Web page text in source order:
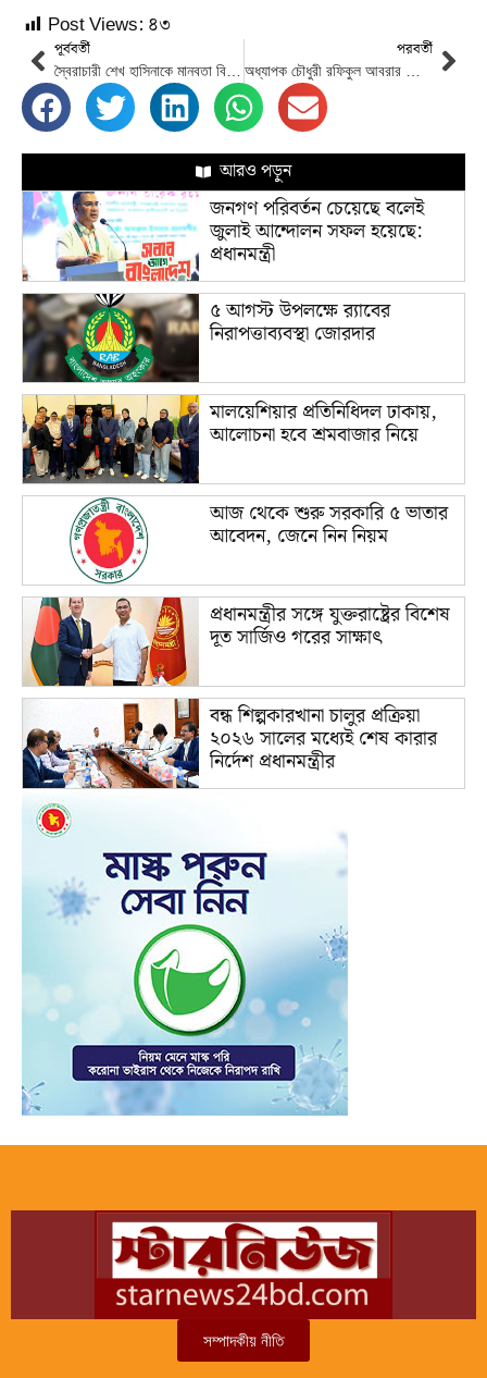
Post Views: ৪৩
পূর্ববর্তী
স্বৈরাচারী শেখ হাসিনাকে মানবতা বিরোধী অপরাধের জন্য বিচারের মুখোমুখি হতে হবে: প্রধান উপদেষ্টা
পরবর্তী
অধ্যাপক চৌধুরী রফিকুল আবরার আবরার উপদেষ্টা হিসেবে শপথ নিলেন
আরও পড়ুন
জনগণ পরিবর্তন চেয়েছে বলেই
জুলাই আন্দোলন সফল হয়েছে:
প্রধানমন্ত্রী
৫ আগস্ট উপলক্ষে র‌্যাবের
নিরাপত্তাব্যবস্থা জোরদার
মালয়েশিয়ার প্রতিনিধিদল ঢাকায়,
আলোচনা হবে শ্রমবাজার নিয়ে
আজ থেকে শুরু সরকারি ৫ ভাতার
আবেদন, জেনে নিন নিয়ম
প্রধানমন্ত্রীর সঙ্গে যুক্তরাষ্ট্রের বিশেষ
দূত সার্জিও গরের সাক্ষাৎ
বন্ধ শিল্পকারখানা চালুর প্রক্রিয়া
২০২৬ সালের মধ্যেই শেষ কারার
নির্দেশ প্রধানমন্ত্রীর
সম্পাদকীয় নীতি